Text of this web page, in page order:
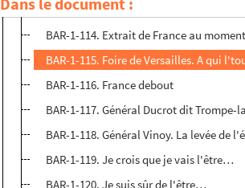
BAR-1-113. Fameux problème
BAR-1-114. Extrait de France au
BAR-1-115. Foire de Versailles. A qui
BAR-1-116. France debout
BAR-1-117. Général Ducrot dit Trompe-
BAR-1-118. Général Vinoy. La levée de
BAR-1-119. Je crois que je vais l'être…
BAR-1-120. Je suis sûr de l'être…